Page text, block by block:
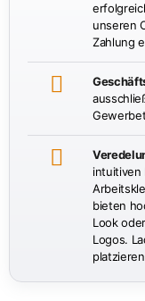
unseren
Zahlung
intuitiven
bieten
Look
Logos.